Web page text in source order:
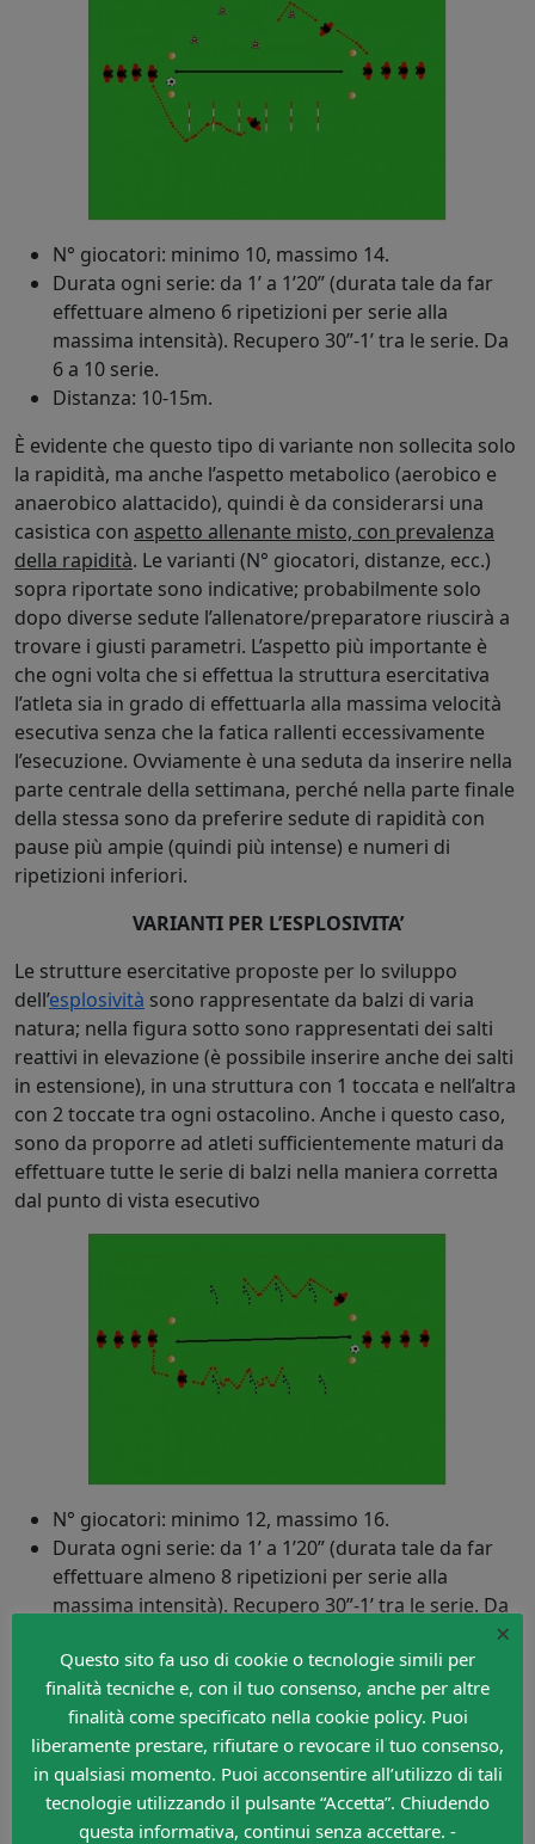
N° giocatori: minimo 10, massimo 14.
Durata ogni serie: da 1’ a 1’20” (durata tale da far
effettuare almeno 6 ripetizioni per serie alla
massima intensità). Recupero 30”-1’ tra le serie. Da
6 a 10 serie.
Distanza: 10-15m.
È evidente che questo tipo di variante non sollecita solo
la rapidità, ma anche l’aspetto metabolico (aerobico e
anaerobico alattacido), quindi è da considerarsi una
casistica con aspetto allenante misto, con prevalenza
della rapidità. Le varianti (N° giocatori, distanze, ecc.)
sopra riportate sono indicative; probabilmente solo
dopo diverse sedute l’allenatore/preparatore riuscirà a
trovare i giusti parametri. L’aspetto più importante è
che ogni volta che si effettua la struttura esercitativa
l’atleta sia in grado di effettuarla alla massima velocità
esecutiva senza che la fatica rallenti eccessivamente
l’esecuzione. Ovviamente è una seduta da inserire nella
parte centrale della settimana, perché nella parte finale
della stessa sono da preferire sedute di rapidità con
pause più ampie (quindi più intense) e numeri di
ripetizioni inferiori.
VARIANTI PER L’ESPLOSIVITA’
Le strutture esercitative proposte per lo sviluppo
dell’esplosività sono rappresentate da balzi di varia
natura; nella figura sotto sono rappresentati dei salti
reattivi in elevazione (è possibile inserire anche dei salti
in estensione), in una struttura con 1 toccata e nell’altra
con 2 toccate tra ogni ostacolino. Anche i questo caso,
sono da proporre ad atleti sufficientemente maturi da
effettuare tutte le serie di balzi nella maniera corretta
dal punto di vista esecutivo
N° giocatori: minimo 12, massimo 16.
Durata ogni serie: da 1’ a 1’20” (durata tale da far
effettuare almeno 8 ripetizioni per serie alla
massima intensità). Recupero 30”-1’ tra le serie. Da
Distanza: 10m.
È evidente che le strutture esercitative siano costruite
in maniera tale da effettuare balzi (siano essi in
elevazione o in estensione) di intensità non eccessiva,
perché il volume raggiunto può essere particolarmente
elevato. Inoltre è consigliabile variare di serie in serie le
×
Questo sito fa uso di cookie o tecnologie simili per
finalità tecniche e, con il tuo consenso, anche per altre
finalità come specificato nella cookie policy. Puoi
liberamente prestare, rifiutare o revocare il tuo consenso,
in qualsiasi momento. Puoi acconsentire all’utilizzo di tali
tecnologie utilizzando il pulsante “Accetta”. Chiudendo
questa informativa, continui senza accettare. -